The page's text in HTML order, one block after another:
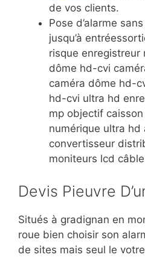
de vos clients.
Pose d’alarme
jusqu’à
risque enregistreur
dôme hd-cvi
caméra dôme hd-
hd-cvi ultra hd
mp objectif
numérique ultra hd
convertisseur
moniteurs lcd
Devis Pieuvre
Situés à gradignan en
roue bien choisir son
de sites mais seul le